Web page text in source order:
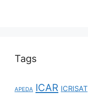
Tags
APEDA ICAR ICRISAT